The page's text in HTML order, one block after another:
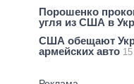
Порошенко
угля из США в
США обещают
армейских авто